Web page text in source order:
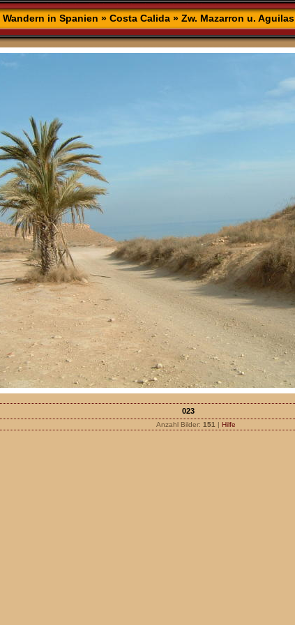
Wandern in Spanien » Costa Calida » Zw. Mazarron u. Aguilas
023
Anzahl Bilder: 151 | Hilfe